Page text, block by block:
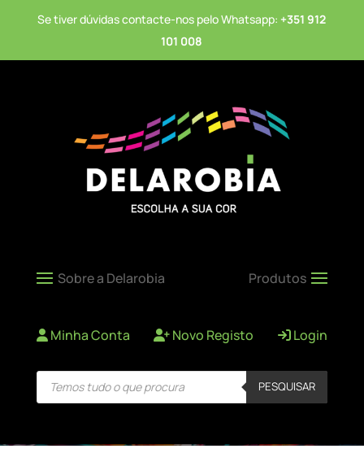
Se tiver dúvidas contacte-nos pelo Whatsapp: +351 912
101 008
Minha Conta Novo Registo Login
Products
search PESQUISAR